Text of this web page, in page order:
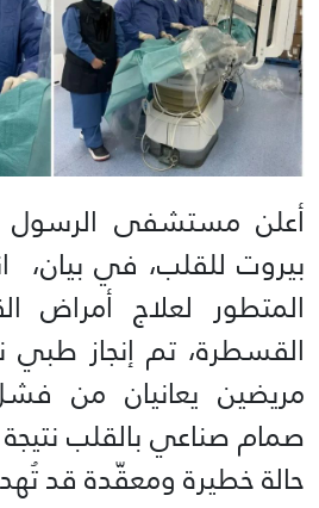
أعلن مستشفى
بيروت للقلب، في بيان،
المتطور لعلاج أمراض
القسطرة، تم إنجاز طبي
مريضين يعانيان من
صمام صناعي بالقلب
حالة خطيرة ومعقّدة قد